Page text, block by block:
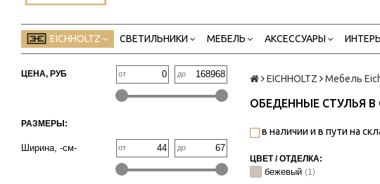
EICHHOLTZ СВЕТИЛЬНИКИ МЕБЕЛЬ АКСЕССУАРЫ
ЦЕНА, РУБ от до
РАЗМЕРЫ:
Ширина, -см- от до
EICHHOLTZ Мебель
ОБЕДЕННЫЕ СТУЛЬЯ
в наличии и в пути на
ЦВЕТ / ОТДЕЛКА:
бежевый (1)